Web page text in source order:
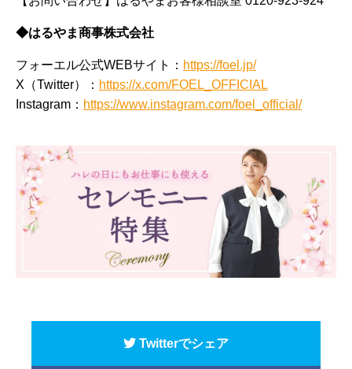
◆はるやま商事株式会社
フォーエル公式WEBサイト： https://foel.jp/
X（Twitter）： https://x.com/FOEL_OFFICIAL
Instagram： https://www.instagram.com/foel_official/
Twitterでシェア